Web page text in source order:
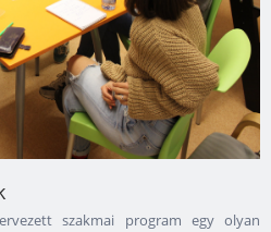
szakmai program egy olyan